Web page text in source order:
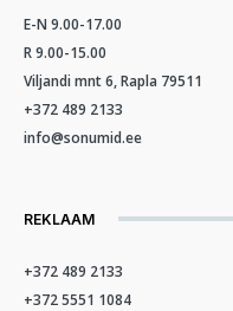
E-N 9.00-17.00
R 9.00-15.00
Viljandi mnt 6, Rapla 79511
+372 489 2133
info@sonumid.ee
REKLAAM
+372 489 2133
+372 5551 1084